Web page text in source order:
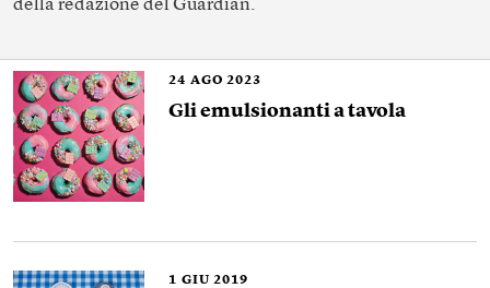
della redazione del Guardian.
24 AGO 2023
Gli emulsionanti a tavola
1 GIU 2019